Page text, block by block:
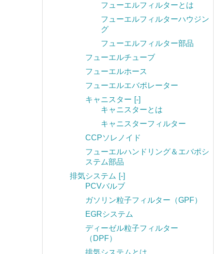
フューエルフィルターとは
フューエルフィルターハウジン
グ
フューエルフィルター部品
フューエルチューブ
フューエルホース
フューエルエバポレーター
キャニスター [-]
キャニスターとは
キャニスターフィルター
CCPソレノイド
フューエルハンドリング＆エバポシ
ステム部品
排気システム [-]
PCVバルブ
ガソリン粒子フィルター（GPF）
EGRシステム
ディーゼル粒子フィルター
（DPF）